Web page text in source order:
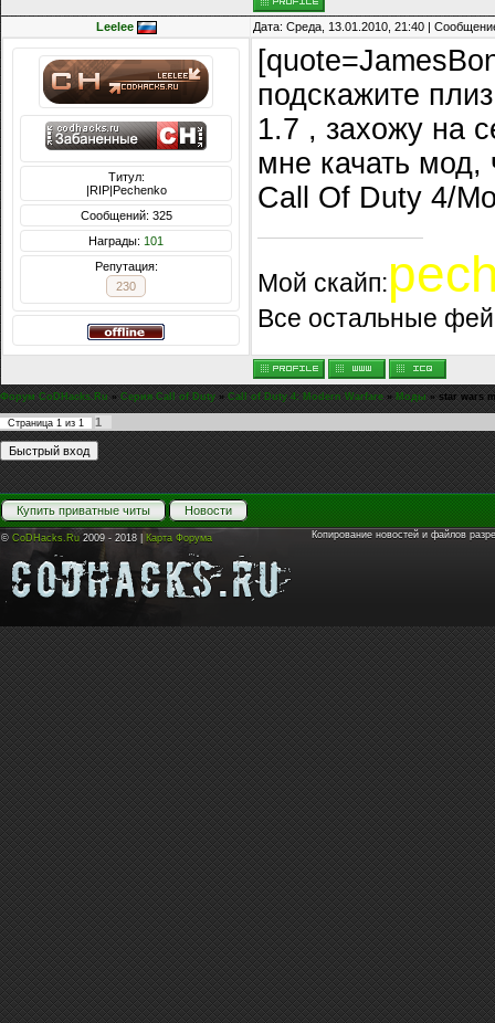
Leelee Дата: Среда, 13.01.2010, 21:40 |
Титул:
|RIP|Pechenko
Сообщений: 325
Награды: 101
Репутация:
230
подскажите
1.7 , захожу на
мне качать мод,
Call Of Duty 4/
Мой скайп:
Все остальные
Форум CoDHacks.Ru » Серия Call of Duty » Call of Duty 4: Modern Warfare » Моды » star wars
Страница 1 из 1 1
Купить приватные читы Новости
© CoDHacks.Ru 2009 - 2018 | Карта Форума Копирование новостей и файлов